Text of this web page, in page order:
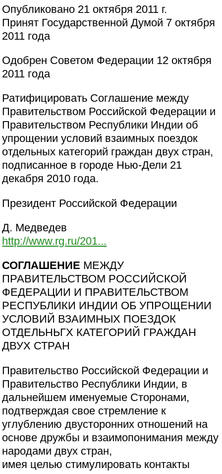
Опубликовано 21 октября 2011 г.
Принят Государственной Думой 7 октября
2011 года
Одобрен Советом Федерации 12 октября
2011 года
Ратифицировать Соглашение между
Правительством Российской Федерации и
Правительством Республики Индии об
упрощении условий взаимных поездок
отдельных категорий граждан двух стран,
подписанное в городе Нью-Дели 21
декабря 2010 года.
Президент Российской Федерации
Д. Медведев
http://www.rg.ru/201...
СОГЛАШЕНИЕ МЕЖДУ
ПРАВИТЕЛЬСТВОМ РОССИЙСКОЙ
ФЕДЕРАЦИИ И ПРАВИТЕЛЬСТВОМ
РЕСПУБЛИКИ ИНДИИ ОБ УПРОЩЕНИИ
УСЛОВИЙ ВЗАИМНЫХ ПОЕЗДОК
ОТДЕЛЬНЬГХ КАТЕГОРИЙ ГРАЖДАН
ДВУХ СТРАН
Правительство Российской Федерации и
Правительство Республики Индии, в
дальнейшем именуемые Сторонами,
подтверждая свое стремление к
углублению двусторонних отношений на
основе дружбы и взаимопонимания между
народами двух стран,
имея целью стимулировать контакты